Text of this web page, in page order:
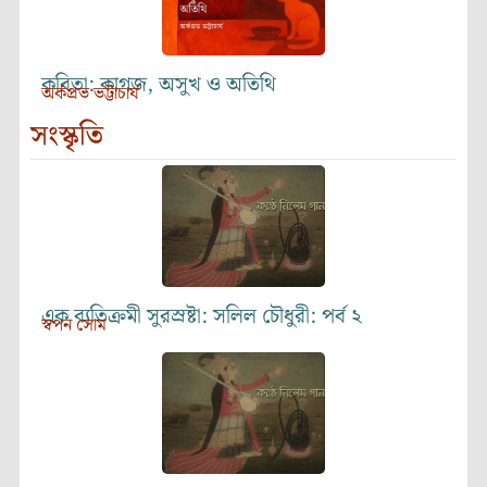
কবিতা: কাগজ, অসুখ ও অতিথি
অর্কপ্রভ ভট্টাচার্য
সংস্কৃতি
এক ব্যতিক্রমী সুরস্রষ্টা: সলিল চৌধুরী: পর্ব ২
স্বপন সোম